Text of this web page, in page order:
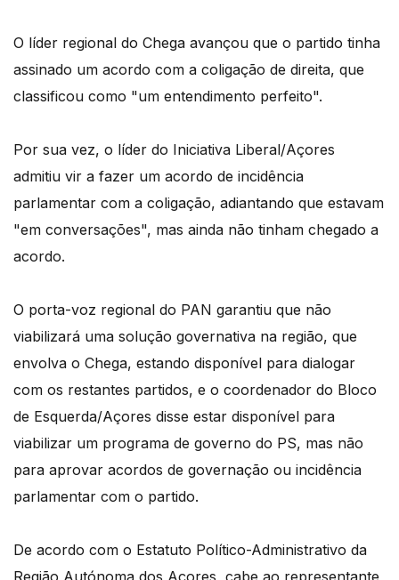
O líder regional do Chega avançou que o partido tinha
assinado um acordo com a coligação de direita, que
classificou como "um entendimento perfeito".
Por sua vez, o líder do Iniciativa Liberal/Açores
admitiu vir a fazer um acordo de incidência
parlamentar com a coligação, adiantando que estavam
"em conversações", mas ainda não tinham chegado a
acordo.
O porta-voz regional do PAN garantiu que não
viabilizará uma solução governativa na região, que
envolva o Chega, estando disponível para dialogar
com os restantes partidos, e o coordenador do Bloco
de Esquerda/Açores disse estar disponível para
viabilizar um programa de governo do PS, mas não
para aprovar acordos de governação ou incidência
parlamentar com o partido.
De acordo com o Estatuto Político-Administrativo da